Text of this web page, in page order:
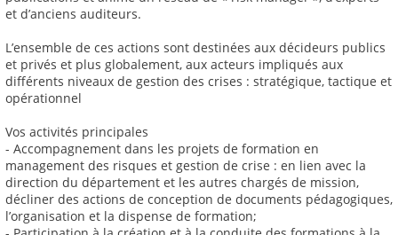
et d’anciens auditeurs.
L’ensemble de ces actions sont destinées aux décideurs publics
et privés et plus globalement, aux acteurs impliqués aux
différents niveaux de gestion des crises : stratégique, tactique et
opérationnel
Vos activités principales
- Accompagnement dans les projets de formation en
management des risques et gestion de crise : en lien avec la
direction du département et les autres chargés de mission,
décliner des actions de conception de documents pédagogiques,
l’organisation et la dispense de formation;